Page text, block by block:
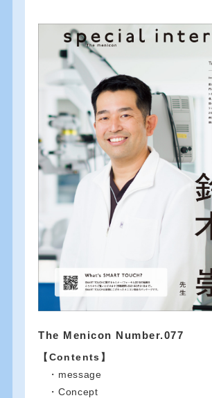
The Menicon Number.077
【Contents】
・message
・Concept